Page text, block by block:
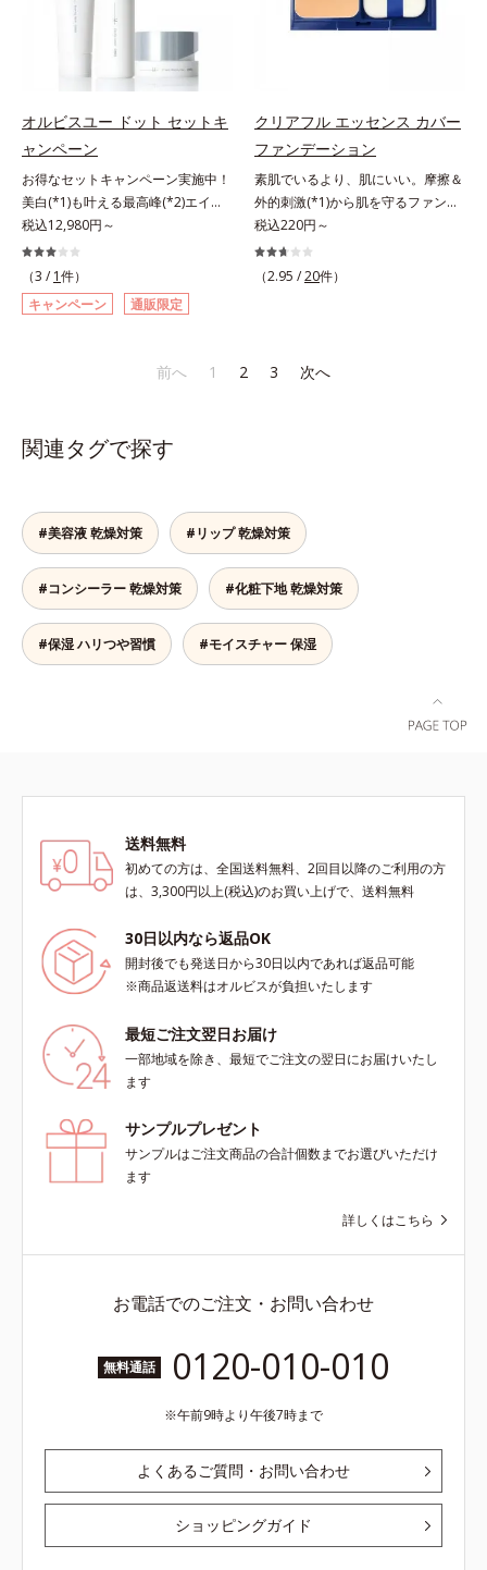
リーズの保湿力*3 年齢に応じたお
セラカエルレア果汁、ノバラエキス
配合＝うるおいを与えハリと透明感
に満ちた肌へ導く保湿成分*9 メマ
ツヨイグサ抽出液、スイカズラエキ
ス配合＝角層のすみずみまで水分・
油分を保ち、ハリ・ツヤを与える保
湿成分*10 気持ちのこと
れている状態である「透明感のな
さ」が、大人の肌印象に大きな影響
を与えていることがわかりました。
そこでオルビスユー ドットシリー
ズは美容成分(*8)として「G.D.F.ア
クティベーター(*9)」を配合。そし
て、従来から配合している美白(*1)
有効成分「トラネキサム酸」を配合
しました。さらに、シリーズ共通の
美容成分「GLルートブースター
(*10)」を配合することで、肌のふ
っくら感や透明感を叶えます。美白
ケアしながら多角的なエイジングケ
アが叶うシリーズに。3ステップで
果的なシナジー設計で、あなたのエ
イジングケアを応援します。*1 メ
オルビス内スキンケアシリーズの保
る*6 乾燥、ハリ・ツヤのなさ
*7 乾燥による*8 保湿成分*9
ロニセラカエルレア果汁、ノバラエ
キス配合＝うるおいを与えハリと透
明感に満ちた肌へ導く保湿成分
*10 メマツヨイグサ抽出液、スイ
カズラエキス配合＝角層のすみずみ
のなさ」や、くすみ(*5)などが現れ
美容成分(*9)として「G.D.F.アクテ
ィベーター(*10)」を配合。そし
て、従来から配合している美白(*1)
有効成分「トラネキサム酸」を配合
しました。さらに、シリーズ共通の
美容成分「GLルートブースター
(*11)」を配合することで、肌のふ
上向き(*12)のハリと透明感を。効
果的なシナジー設計で、あなたのエ
と*4 剥がれずに肌に蓄積した古い
角層*5 乾燥による*6 洗浄によ
る物理的効果*7 うるおいによる
*8 乾燥、ハリ・ツヤのなさ*9
保湿成分*10 ロニセラカエルレア
果汁、ノバラエキス配合＝うるおい
を与えハリと透明感に満ちた肌へ導
出液、スイカズラエキス配合＝角層
のすみずみまで水分・油分を保ち、
オルビスユー ドット セットキ
ャンペーン
お得なセットキャンペーン実施中！
美白(*1)も叶える最高峰(*2)エイジ
ングケア(*3)。ハリも透明感(*4)も
結果主義。年齢サイン(*5)の因子に
着目した肌科学エイジングケア(*3)
シリーズ。オルビスユー ドットシ
リーズは、年齢による肌悩み一つ一
ていることの根本原因に着目。加齢
とともに現れる年齢サイン(*5)につ
くすみ(*6)などが現れている状態で
ていることが分かりました。そこで
オルビスユー ドットシリーズは美
容成分(*7)として「G.D.F.アクティ
ベーター(*8)」を配合。そして、従
来から配合している美白有効成分
「トラネキサム酸」を配合しまし
た。さらに、シリーズ共通の美容成
(*10)のハリと透明感を。効果的な
グケアを応援します。*1 メラニン
の生成を抑え、シミ・ソバカスを防
ぐ（ウォッシュ除く）*2 オルビス
年齢に応じたお手入れのこと*4 う
るおいによる*5 乾燥、ハリ・ツヤ
のなさ*6 乾燥による*7 保湿成分*8
キス配合＝うるおいを与えハリと透
明感に満ちた肌へ導く保湿成分*9
メマツヨイグサ抽出液、スイカズラ
エキス配合＝角層のすみずみまで水
分・油分を保ち、ハリ・ツヤを与え
る保湿成分*10 気持ちのこと各商品
の詳しい情報は商品ページをご覧く
ださい。・BEAUTY夏祭りは、こち
税込12,980円～
（3 / 1件）
キャンペーン
通販限定
クリアフル エッセンス カバー
ファンデーション
素肌でいるより、肌にいい。摩擦＆
外的刺激(*1)から肌を守るファンデ
ーション。肌荒れやニキビがある
と、ファンデーションを塗っていい
か悩むもの。とはいえ、素肌のまま
こそ、肌負担が少ない低刺激設計の
ファンデーションで守るのがベス
ことを考えた設計。さらに美容成分
に包まれた水分保持力の高い粉体や
和漢植物由来成分をはじめとした、
肌をいたわる保湿成分をたっぷり配
合しました。肌にやさしいだけでな
く、毛穴や凸凹、赤みをカバーし
て、自然な陶器肌を叶えます。*1
がおきないというわけではありませ
ん*3 すべての人にコメド（ニキビ
税込220円～
（2.95 /20件）
前へ 1 2 3 次へ
関連タグで探す
#美容液 乾燥対策 #リップ 乾燥対策
#コンシーラー 乾燥対策 #化粧下地 乾燥対策
#保湿 ハリつや習慣 #モイスチャー 保湿
送料無料
初めての方は、全国送料無料、2回目以降のご利用の方
は、3,300円以上(税込)のお買い上げで、送料無料
30日以内なら返品OK
開封後でも発送日から30日以内であれば返品可能
※商品返送料はオルビスが負担いたします
最短ご注文翌日お届け
一部地域を除き、最短でご注文の翌日にお届けいたし
ます
サンプルプレゼント
サンプルはご注文商品の合計個数までお選びいただけ
ます
詳しくはこちら
お電話でのご注文・お問い合わせ
無料通話 0120-010-010
午前9時より午後7時まで
よくあるご質問・お問い合わせ
ショッピングガイド